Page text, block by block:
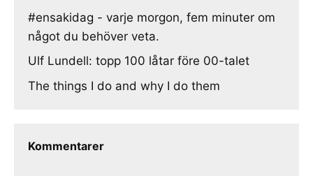
#ensakidag - varje morgon, fem minuter om
något du behöver veta.
Ulf Lundell: topp 100 låtar före 00-talet
The things I do and why I do them
Kommentarer